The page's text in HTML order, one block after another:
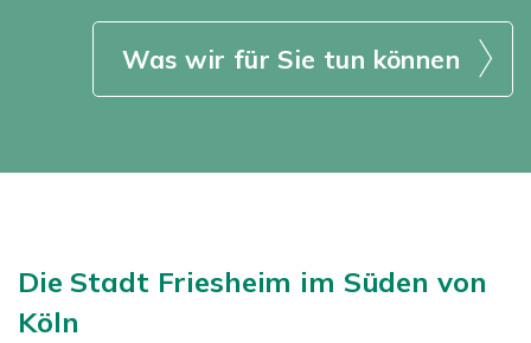
Was wir für Sie tun können
Die Stadt Friesheim im Süden von
Köln